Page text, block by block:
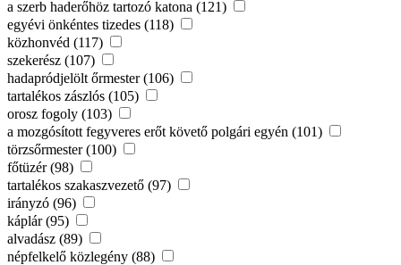
a szerb haderőhöz tartozó katona (121)
egyévi önkéntes tizedes (118)
közhonvéd (117)
szekerész (107)
hadapródjelölt őrmester (106)
tartalékos zászlós (105)
orosz fogoly (103)
a mozgósított fegyveres erőt követő polgári egyén (101)
törzsőrmester (100)
főtüzér (98)
tartalékos szakaszvezető (97)
irányzó (96)
káplár (95)
alvadász (89)
népfelkelő közlegény (88)